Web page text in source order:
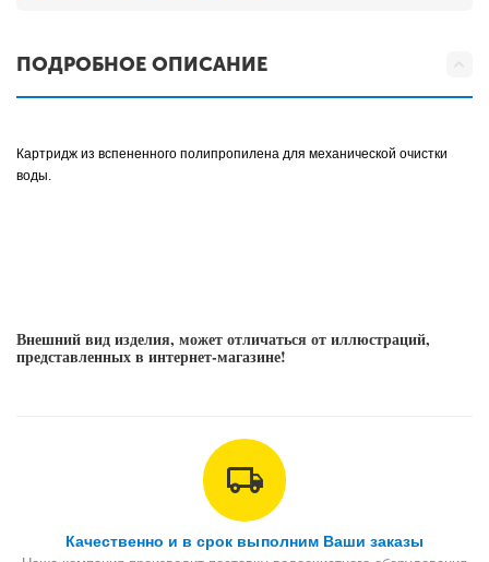
ПОДРОБНОЕ ОПИСАНИЕ
Картридж из вспененного полипропилена для механической очистки
воды.
Внешний вид изделия, может отличаться от иллюстраций,
представленных в интернет-магазине!
Качественно и в срок выполним Ваши заказы